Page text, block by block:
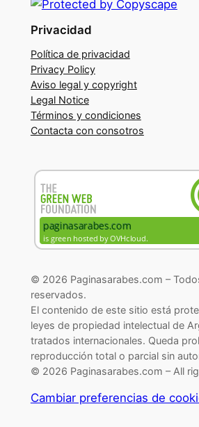
Privacidad
Política de privacidad
Privacy Policy
Aviso legal y copyright
Legal Notice
Términos y condiciones
Contacta con consotros
© 2026 Paginasarabes.com –
reservados.
El contenido de este sitio está
leyes de propiedad intelectual de
tratados internacionales. Queda
reproducción total o parcial sin
© 2026 Paginasarabes.com – All
Cambiar preferencias de